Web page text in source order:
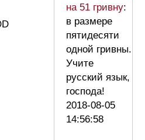
на 51 гривну:
в размере
пятидесяти
одной гривны.
Учите
русский язык,
господа!
2018-08-05
14:56:58